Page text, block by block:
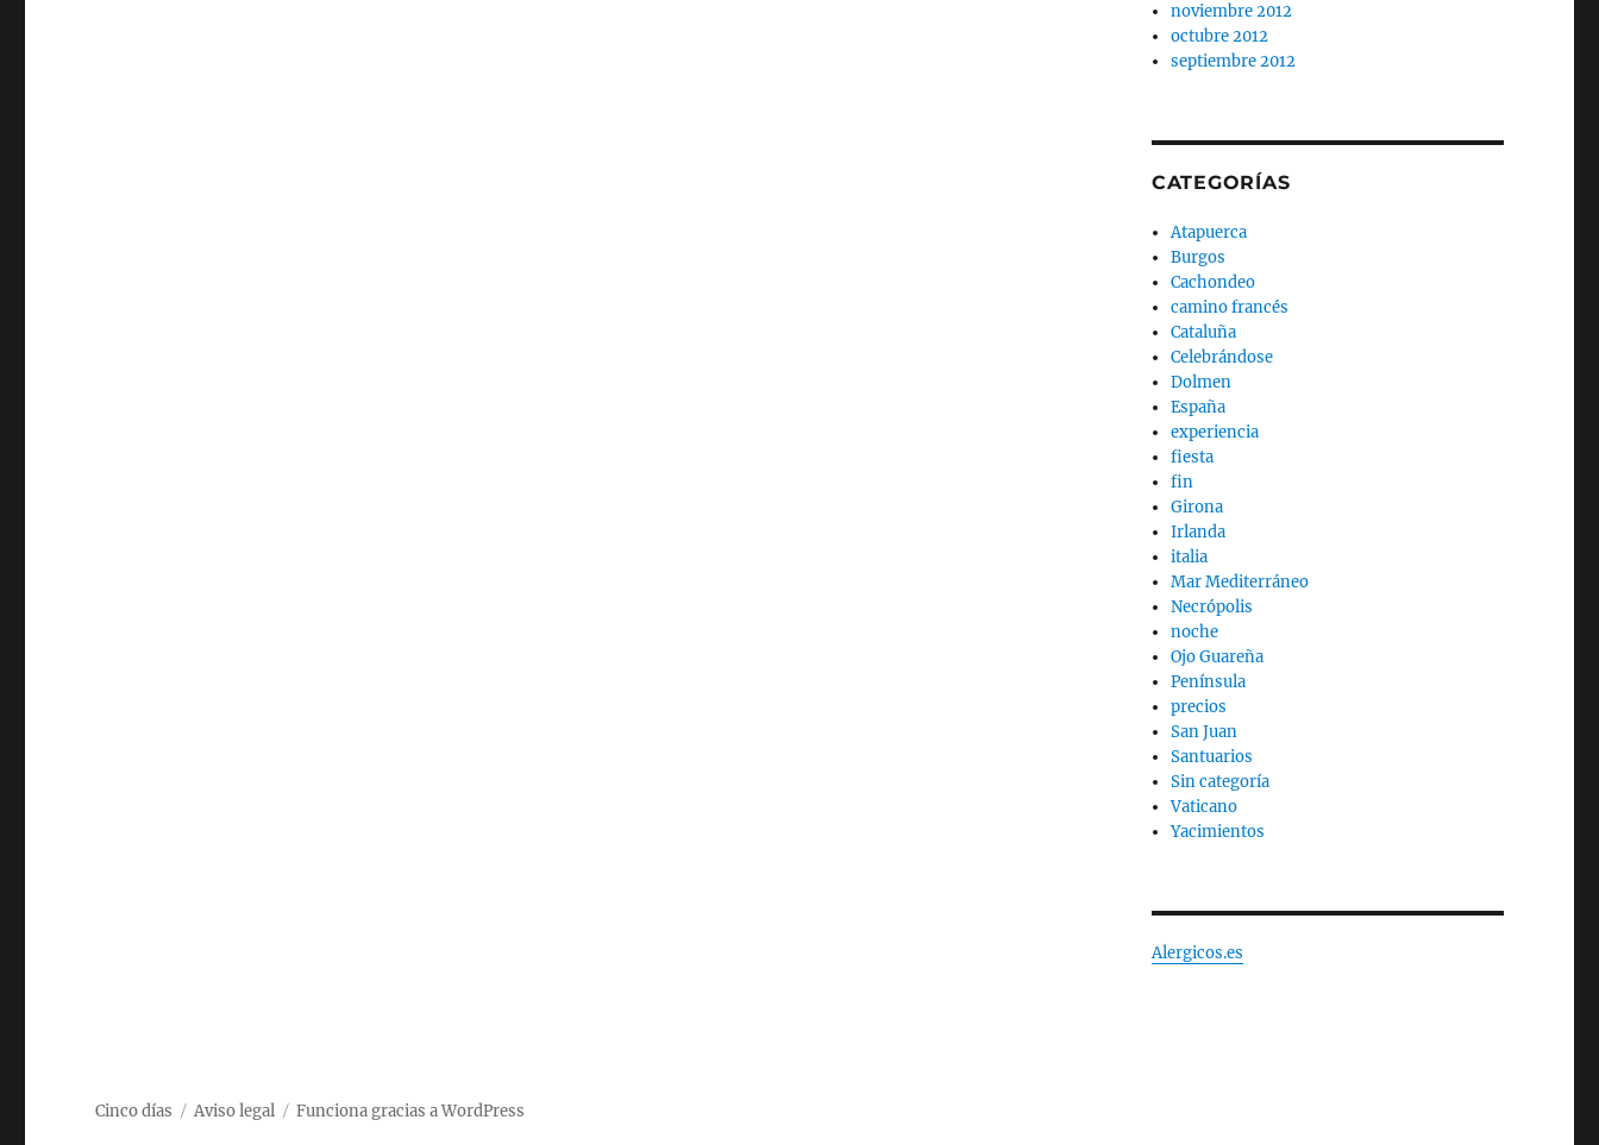
noviembre 2012
octubre 2012
septiembre 2012
CATEGORÍAS
Atapuerca
Burgos
Cachondeo
camino francés
Cataluña
Celebrándose
Dolmen
España
experiencia
fiesta
fin
Girona
Irlanda
italia
Mar Mediterráneo
Necrópolis
noche
Ojo Guareña
Península
precios
San Juan
Santuarios
Sin categoría
Vaticano
Yacimientos
Alergicos.es
Cinco días Aviso legal Funciona gracias a WordPress